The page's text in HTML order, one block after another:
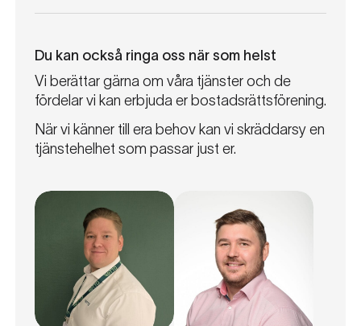
Du kan också ringa oss när som helst
Vi berättar gärna om våra tjänster och de
fördelar vi kan erbjuda er bostadsrättsförening.
När vi känner till era behov kan vi skräddarsy en
tjänstehelhet som passar just er.